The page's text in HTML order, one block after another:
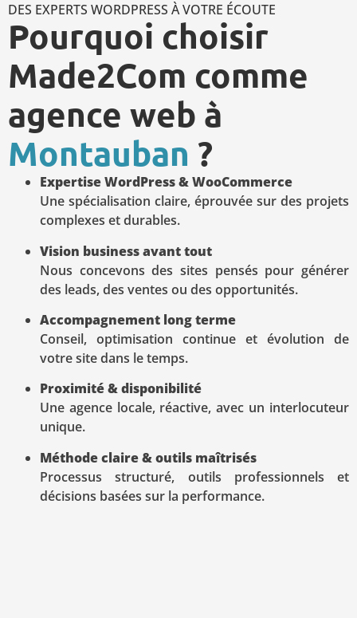
DES EXPERTS WORDPRESS À VOTRE ÉCOUTE
Pourquoi choisir
Made2Com comme
agence web à
Montauban ?
Expertise WordPress & WooCommerce
Une spécialisation claire, éprouvée sur des projets
complexes et durables.
Vision business avant tout
Nous concevons des sites pensés pour générer
des leads, des ventes ou des opportunités.
Accompagnement long terme
Conseil, optimisation continue et évolution de
votre site dans le temps.
Proximité & disponibilité
Une agence locale, réactive, avec un interlocuteur
unique.
Méthode claire & outils maîtrisés
Processus structuré, outils professionnels et
décisions basées sur la performance.